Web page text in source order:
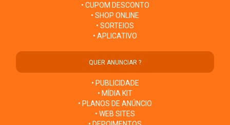
• CUPOM DESCONTO
• SHOP ONLINE
• SORTEIOS
• APLICATIVO
QUER ANUNCIAR ?
• PUBLICIDADE
• MÍDIA KIT
• PLANOS DE ANÚNCIO
• WEB SITES